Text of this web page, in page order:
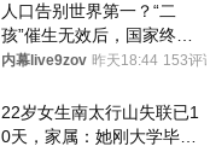
人口告别世界第一？“二
孩”催生无效后，国家终于
向住房出手了！
内幕live9zov 昨天18:44 153评论
22岁女生南太行山失联已1
0天，家属：她刚大学毕业